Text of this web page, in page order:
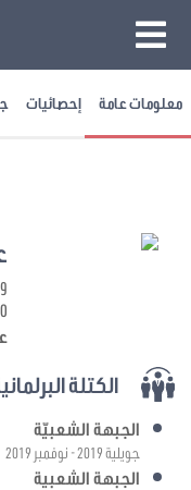
معلومات عامة إحصائيات
الكتلة
الجبهة الشعبيّة
جويلية 2019 - نوفمبر 2019
الجبهة الشعبية